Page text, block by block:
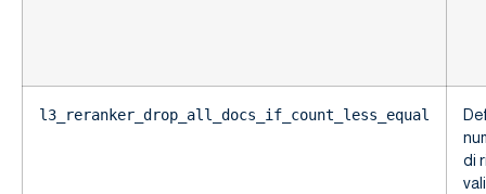
l3_reranker_drop_all_docs_if_count_less_equal
di